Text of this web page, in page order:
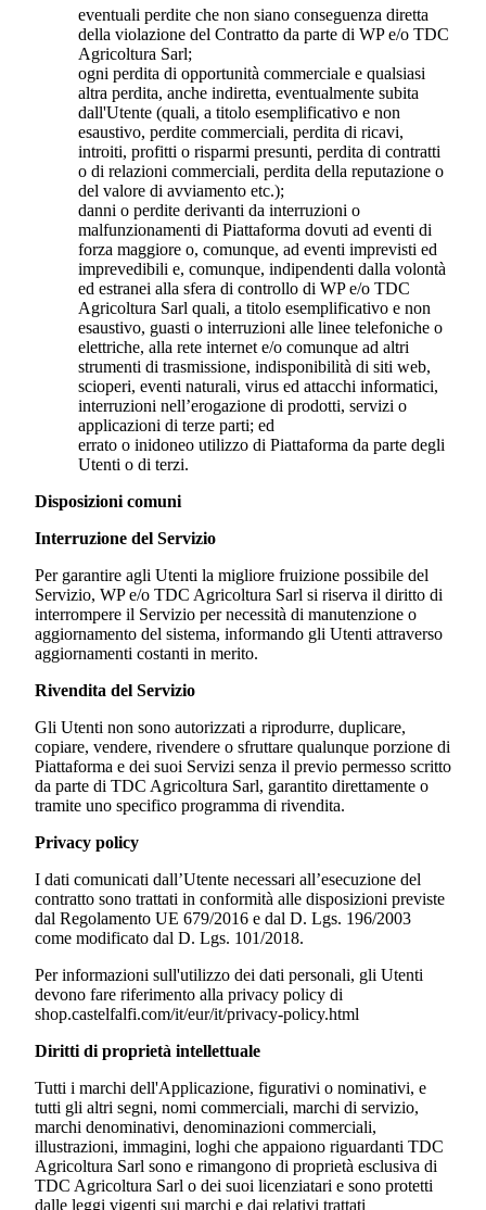
eventuali perdite che non siano conseguenza diretta
della violazione del Contratto da parte di WP e/o TDC
Agricoltura Sarl;
ogni perdita di opportunità commerciale e qualsiasi
altra perdita, anche indiretta, eventualmente subita
dall'Utente (quali, a titolo esemplificativo e non
esaustivo, perdite commerciali, perdita di ricavi,
introiti, profitti o risparmi presunti, perdita di contratti
o di relazioni commerciali, perdita della reputazione o
del valore di avviamento etc.);
danni o perdite derivanti da interruzioni o
malfunzionamenti di Piattaforma dovuti ad eventi di
forza maggiore o, comunque, ad eventi imprevisti ed
imprevedibili e, comunque, indipendenti dalla volontà
ed estranei alla sfera di controllo di WP e/o TDC
Agricoltura Sarl quali, a titolo esemplificativo e non
esaustivo, guasti o interruzioni alle linee telefoniche o
elettriche, alla rete internet e/o comunque ad altri
strumenti di trasmissione, indisponibilità di siti web,
scioperi, eventi naturali, virus ed attacchi informatici,
interruzioni nell’erogazione di prodotti, servizi o
applicazioni di terze parti; ed
errato o inidoneo utilizzo di Piattaforma da parte degli
Utenti o di terzi.
Disposizioni comuni
Interruzione del Servizio
Per garantire agli Utenti la migliore fruizione possibile del
Servizio, WP e/o TDC Agricoltura Sarl si riserva il diritto di
interrompere il Servizio per necessità di manutenzione o
aggiornamento del sistema, informando gli Utenti attraverso
aggiornamenti costanti in merito.
Rivendita del Servizio
Gli Utenti non sono autorizzati a riprodurre, duplicare,
copiare, vendere, rivendere o sfruttare qualunque porzione di
Piattaforma e dei suoi Servizi senza il previo permesso scritto
da parte di TDC Agricoltura Sarl, garantito direttamente o
tramite uno specifico programma di rivendita.
Privacy policy
I dati comunicati dall’Utente necessari all’esecuzione del
contratto sono trattati in conformità alle disposizioni previste
dal Regolamento UE 679/2016 e dal D. Lgs. 196/2003
come modificato dal D. Lgs. 101/2018.
Per informazioni sull'utilizzo dei dati personali, gli Utenti
devono fare riferimento alla privacy policy di
shop.castelfalfi.com/it/eur/it/privacy-policy.html
Diritti di proprietà intellettuale
Tutti i marchi dell'Applicazione, figurativi o nominativi, e
tutti gli altri segni, nomi commerciali, marchi di servizio,
marchi denominativi, denominazioni commerciali,
illustrazioni, immagini, loghi che appaiono riguardanti TDC
Agricoltura Sarl sono e rimangono di proprietà esclusiva di
TDC Agricoltura Sarl o dei suoi licenziatari e sono protetti
dalle leggi vigenti sui marchi e dai relativi trattati